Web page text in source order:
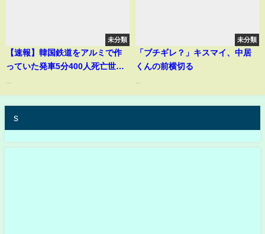
未分類
【速報】韓国鉄道をアルミで作
っていた発車5分400人死亡世界
未分類
「ブチギレ？」キスマイ、中居
くんの前横切る
s